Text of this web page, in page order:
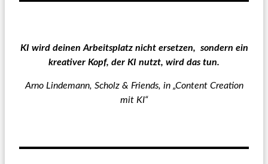
KI wird deinen Arbeitsplatz nicht ersetzen, sondern ein
kreativer Kopf, der KI nutzt, wird das tun.
Arno Lindemann, Scholz & Friends, in „Content Creation
mit KI“